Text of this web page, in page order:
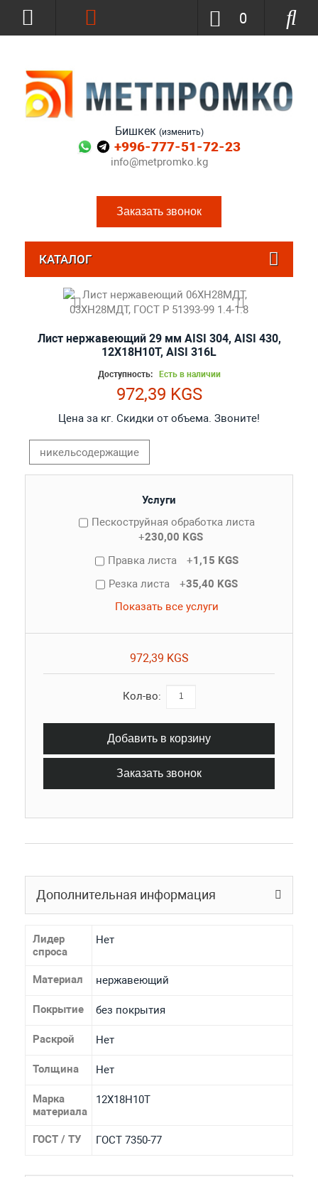
Бишкек (изменить)
+996-777-51-72-23
info@metpromko.kg
Заказать звонок
0
КАТАЛОГ
Лист нержавеющий 29 мм AISI 304, AISI 430,
12Х18Н10Т, AISI 316L
Доступность: Есть в наличии
972,39 KGS
Цена за кг. Скидки от объема. Звоните!
никельсодержащие
Услуги
Пескоструйная обработка листа
+230,00 KGS
Правка листа
+1,15 KGS
Резка листа
+35,40 KGS
Показать все услуги
972,39 KGS
Кол-во:
Добавить в корзину
Заказать звонок
Дополнительная информация
Лидер
спроса
Нет
Материал нержавеющий
Покрытие без покрытия
Раскрой Нет
Толщина Нет
Марка
материала
12Х18Н10Т
ГОСТ / ТУ ГОСТ 7350-77